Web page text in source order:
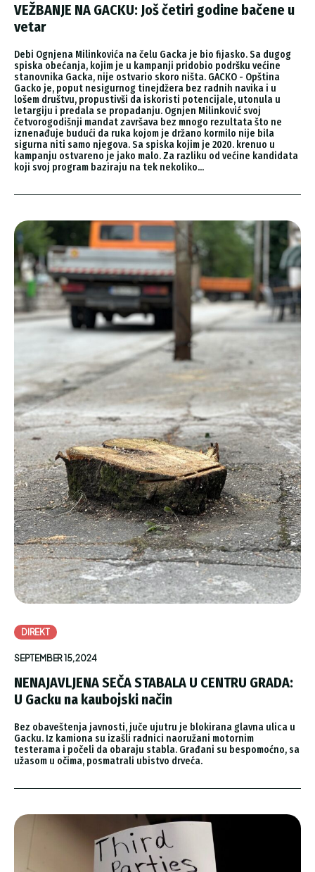
VEŽBANJE NA GACKU: Još četiri godine bačene u
vetar
Debi Ognjena Milinkovića na čelu Gacka je bio fijasko. Sa dugog
spiska obećanja, kojim je u kampanji pridobio podršku većine
stanovnika Gacka, nije ostvario skoro ništa. GACKO - Opština
Gacko je, poput nesigurnog tinejdžera bez radnih navika i u
lošem društvu, propustivši da iskoristi potencijale, utonula u
letargiju i predala se propadanju. Ognjen Milinković svoj
četvorogodišnji mandat završava bez mnogo rezultata što ne
iznenađuje budući da ruka kojom je držano kormilo nije bila
sigurna niti samo njegova. Sa spiska kojim je 2020. krenuo u
kampanju ostvareno je jako malo. Za razliku od većine kandidata
koji svoj program baziraju na tek nekoliko...
DIREKT
SEPTEMBER 15, 2024
NENAJAVLJENA SEČA STABALA U CENTRU GRADA:
U Gacku na kaubojski način
Bez obaveštenja javnosti, juče ujutru je blokirana glavna ulica u
Gacku. Iz kamiona su izašli radnici naoružani motornim
testerama i počeli da obaraju stabla. Građani su bespomoćno, sa
užasom u očima, posmatrali ubistvo drveća.